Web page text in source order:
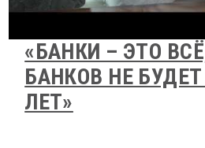
«БАНКИ – ЭТО
БАНКОВ НЕ
ЛЕТ»